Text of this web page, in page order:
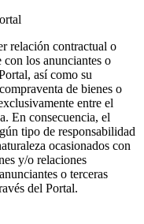
relación contractual o
los anunciantes o
así como su
de bienes o
entre el
En consecuencia, el
tipo de responsabilidad
ocasionados con
y/o relaciones
o terceras
del Portal.